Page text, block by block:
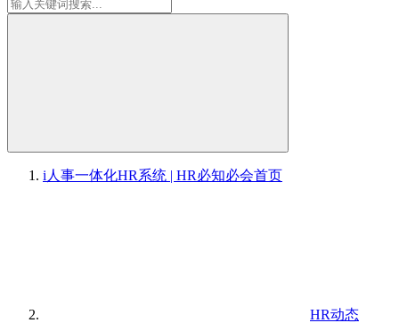
i人事一体化HR系统 | HR必知必会首页
HR动态